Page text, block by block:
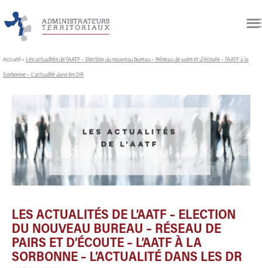
Accueil » Les actualités de l’AATF – Election du nouveau bureau – Réseau de pairs et d’écoute – l’AATF à la
Sorbonne – L’actualité dans les DR
LES ACTUALITÉS DE L’AATF – ELECTION
DU NOUVEAU BUREAU – RÉSEAU DE
PAIRS ET D’ÉCOUTE – L’AATF À LA
SORBONNE – L’ACTUALITÉ DANS LES DR